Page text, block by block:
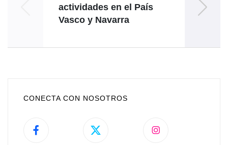
actividades en el País
Vasco y Navarra
CONECTA CON NOSOTROS